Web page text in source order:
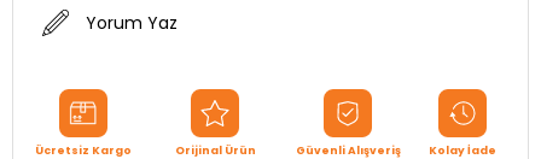
Yorum Yaz
Ücretsiz Kargo
Orijinal Ürün
Güvenli Alışveriş
Kolay İade